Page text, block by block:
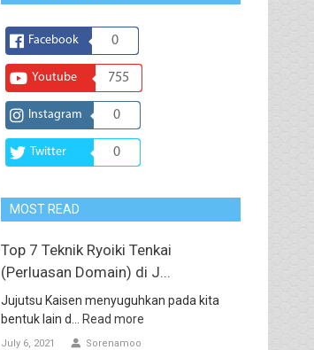
Facebook 0
Youtube 755
Instagram 0
Twitter 0
MOST READ
Top 7 Teknik Ryoiki Tenkai
(Perluasan Domain) di J...
Jujutsu Kaisen menyuguhkan pada kita
bentuk lain d...
Read more
July 6, 2021
Sorenamoo